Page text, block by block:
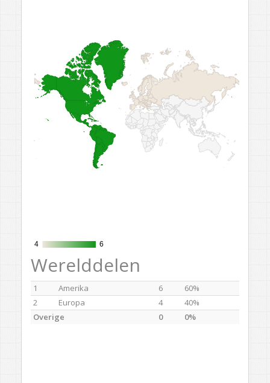
4
4 6
6
Werelddelen
1 Amerika 6
60%
2
Europa 4
40%
Overige
0 0%